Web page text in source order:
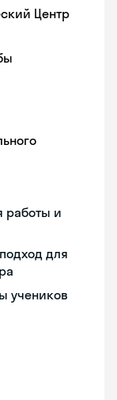
Центр
работы и
для
учеников